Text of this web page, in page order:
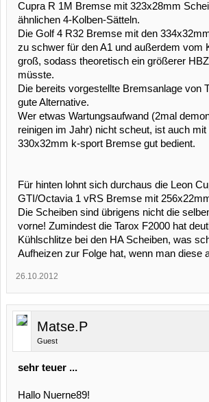
Cupra R 1M Bremse mit 323x28mm
ähnlichen 4-Kolben-Sätteln.
Die Golf 4 R32 Bremse mit den
zu schwer für den A1 und außerdem vom
groß, sodass theoretisch ein größerer
müsste.
Die bereits vorgestellte Bremsanlage von
gute Alternative.
Wer etwas Wartungsaufwand (2mal
reinigen im Jahr) nicht scheut, ist auch
330x32mm k-sport Bremse gut bedient.
Für hinten lohnt sich durchaus die Leon
GTI/Octavia 1 vRS Bremse mit
Die Scheiben sind übrigens nicht die
vorne! Zumindest die Tarox F2000 hat
Kühlschlitze bei den HA Scheiben, was
Aufheizen zur Folge hat, wenn man diese
26.10.2012
Matse.P
Guest
sehr teuer ...
Hallo Nuerne89!